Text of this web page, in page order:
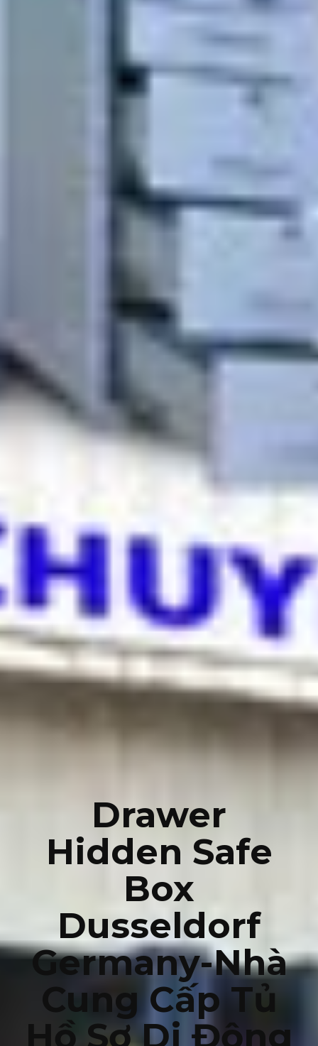
Drawer
Hidden Safe
Box
Dusseldorf
Germany-Nhà
Cung Cấp Tủ
Hồ Sơ Di Động